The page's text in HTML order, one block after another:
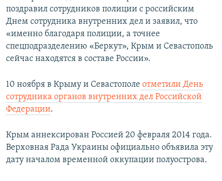
поздравил сотрудников полиции с российским
Днем сотрудника внутренних дел и заявил, что
«именно благодаря полиции, а точнее
спецподразделению «Беркут», Крым и Севастополь
сейчас находятся в составе России».
10 ноября в Крыму и Севастополе отметили День
сотрудника органов внутренних дел Российской
Федерации.
Крым аннексирован Россией 20 февраля 2014 года.
Верховная Рада Украины официально объявила эту
дату началом временной оккупации полуострова.